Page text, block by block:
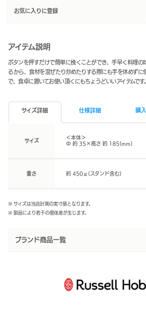
お気に入りに登録
アイテム説明
ボタンを押すだけで簡単に挽くことができ、手早く料理の
るから、食材を混ぜたり炒めたりする際にも手を休めずに
で、食卓に置いてお使い頂くにもちょうどいいアイテムです。
サイズ詳細 仕様詳細 購
サイズ
＜本体＞
Φ 約 35×高さ 約 185(mm)
重さ 約 450ｇ(スタンド含む)
※ サイズは当店計測の実寸値となります。
※ 製品により若干の個体差が生じます。
ブランド商品一覧